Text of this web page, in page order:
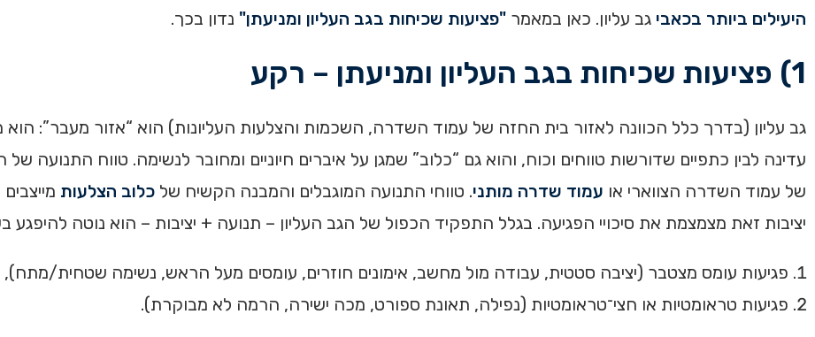
היעילים ביותר בכאבי גב עליון. כאן במאמר "פציעות שכיחות בגב העליון ומניעתן" נדון בכך.
1) פציעות שכיחות בגב העליון ומניעתן – רקע
גב עליון (בדרך כלל הכוונה לאזור בית החזה של עמוד השדרה, השכמות והצלעות העליונות) הוא “אזור מעבר”: הוא
עדינה לבין כתפיים שדורשות טווחים וכוח, והוא גם “כלוב” שמגן על איברים חיוניים ומחובר לנשימה. טווח התנועה
של עמוד השדרה הצווארי או עמוד שדרה מותני. טווחי התנועה המוגבלים והמבנה הקשיח של כלוב הצלעות
יציבות זאת מצמצמת את סיכויי הפגיעה. בגלל התפקיד הכפול של הגב העליון – תנועה + יציבות – הוא נוטה להיפגע
פגיעות עומס מצטבר (יציבה סטטית, עבודה מול מחשב, אימונים חוזרים, עומסים מעל הראש, נשימה שטחית/מתח),
פגיעות טראומטיות או חצי־טראומטיות (נפילה, תאונת ספורט, מכה ישירה, הרמה לא מבוקרת).